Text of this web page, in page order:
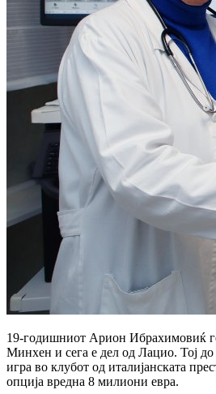
19-годишниот Арион Ибрахимовиќ
Минхен и сега е дел од Лацио. Тој до
игра во клубот од италијанската
опција вредна 8 милиони евра.